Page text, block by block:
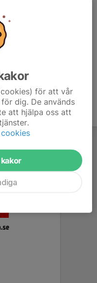
för att vår
dig. De används
att hjälpa oss att